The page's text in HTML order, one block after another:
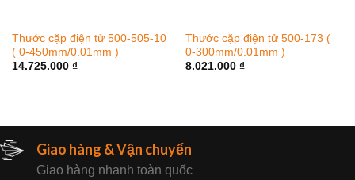
Thước cặp điện tử 500-505-10
( 0-450mm/0.01mm )
14.725.000 ₫
Thước cặp điện tử 500-173 (
0-300mm/0.01mm )
8.021.000 ₫
Giao hàng & Vận chuyển
Giao hàng nhanh toàn quốc